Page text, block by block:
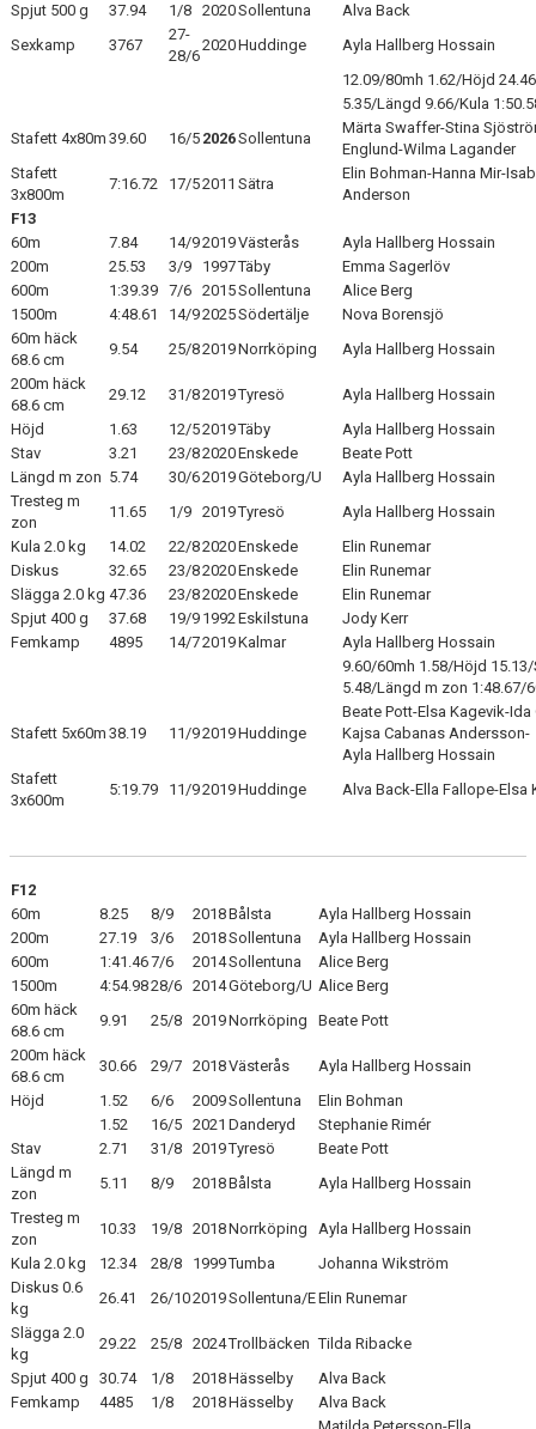
Spjut 500 g
37.94 1/8 2020Sollentuna
Alva Back
Sexkamp
3767
27-
28/6
2020Huddinge
Ayla Hallberg Hossain
12.09/80mh 1.62/Höjd
5.35/Längd 9.66/Kula
Stafett 4x80m 39.60 16/5 2026Sollentuna
Märta Swaffer-Stina
Englund-Wilma Lagander
Stafett
3x800m
7:16.72 17/52011 Sätra
Elin Bohman-Hanna Mir-
Anderson
F13
60m
7.84 14/92019Västerås
Ayla Hallberg Hossain
200m
25.53 3/9 1997Täby
Emma Sagerlöv
600m
1:39.39 7/6 2015Sollentuna
Alice Berg
1500m
4:48.61 14/92025Södertälje
Nova Borensjö
60m häck
68.6 cm
9.54 25/82019Norrköping
Ayla Hallberg Hossain
200m häck
68.6 cm
29.12 31/82019Tyresö
Ayla Hallberg Hossain
Höjd
1.63 12/52019Täby
Ayla Hallberg Hossain
Stav
3.21 23/82020Enskede
Beate Pott
Längd m zon 5.74 30/62019Göteborg/U
Ayla Hallberg Hossain
Tresteg m
zon
11.65 1/9 2019Tyresö
Ayla Hallberg Hossain
Kula 2.0 kg
14.02 22/82020Enskede
Elin Runemar
Diskus
32.65 23/82020Enskede
Elin Runemar
Slägga 2.0 kg 47.36 23/82020Enskede
Elin Runemar
Spjut 400 g
37.68 19/9 1992Eskilstuna
Jody Kerr
Femkamp
4895 14/72019Kalmar
Ayla Hallberg Hossain
9.60/60mh 1.58/Höjd
5.48/Längd m zon 1:48.67/
Stafett 5x60m 38.19 11/92019Huddinge
Beate Pott-Elsa Kagevik-Ida
Kajsa Cabanas Andersson-
Ayla Hallberg Hossain
Stafett
3x600m
5:19.79 11/92019Huddinge Alva Back-Ella Fallope-Elsa
F12
60m
8.25 8/9 2018Bålsta
Ayla Hallberg Hossain
200m
27.19 3/6 2018Sollentuna
Ayla Hallberg Hossain
600m
1:41.467/6 2014Sollentuna
Alice Berg
1500m
4:54.9828/6 2014Göteborg/U Alice Berg
60m häck
68.6 cm
9.91 25/8 2019Norrköping
Beate Pott
200m häck
68.6 cm
30.66 29/7 2018Västerås
Ayla Hallberg Hossain
Höjd
1.52 6/6 2009Sollentuna
Elin Bohman
1.52
16/5 2021 Danderyd
Stephanie Rimér
Stav
2.71 31/8 2019Tyresö
Beate Pott
Längd m
zon
5.11 8/9 2018Bålsta
Ayla Hallberg Hossain
Tresteg m
zon
10.33 19/8 2018Norrköping
Ayla Hallberg Hossain
Kula 2.0 kg
12.34 28/8 1999Tumba
Johanna Wikström
Diskus 0.6
kg
26.41 26/102019Sollentuna/EElin Runemar
Slägga 2.0
kg
29.22 25/8 2024Trollbäcken Tilda Ribacke
Spjut 400 g
30.74 1/8 2018Hässelby
Alva Back
Femkamp
4485 1/8 2018Hässelby
Alva Back